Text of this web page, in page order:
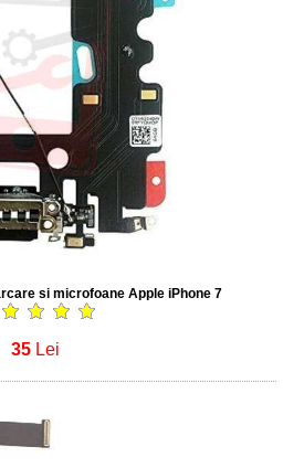
si microfoane Apple iPhone 7
35 Lei